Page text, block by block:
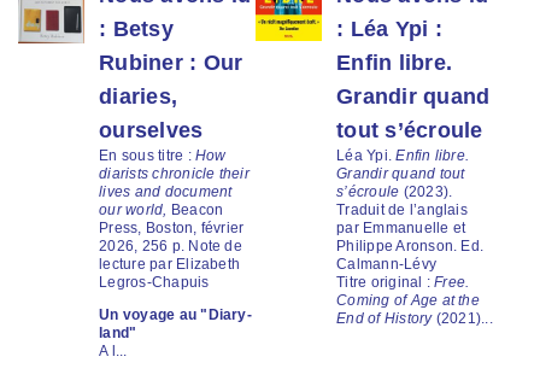
: Betsy
Rubiner : Our
diaries,
ourselves
En sous titre : How
diarists chronicle their
lives and document
our world, Beacon
Press, Boston, février
2026, 256 p. Note de
lecture par Elizabeth
Legros-Chapuis
Un voyage au "Diary-
land"
A l...
: Léa Ypi :
Enfin libre.
Grandir quand
tout s’écroule
Léa Ypi.Enfin libre.
Grandir quand tout
s’écroule (2023).
Traduit de l’anglais
par Emmanuelle et
Philippe Aronson. Ed.
Calmann-Lévy
Titre original :Free.
Coming of Age at the
End of History(2021)...